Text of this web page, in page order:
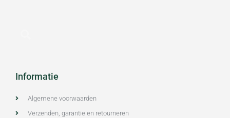
Informatie
Algemene voorwaarden
Verzenden, garantie en retourneren